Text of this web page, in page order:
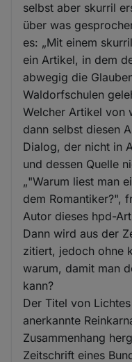
selbst aber skurril
über was
es: „Mit einem
ein Artikel, in dem
abwegig die
Waldorfschulen
Welcher Artikel von
dann selbst diesen
Dialog, der nicht in
und dessen Quelle
„"Warum liest man
dem Romantiker?",
Autor dieses hpd-
Dann wird aus der
zitiert, jedoch ohne
warum, damit man
kann?
Der Titel von
anerkannte
Zusammenhang
Zeitschrift eines